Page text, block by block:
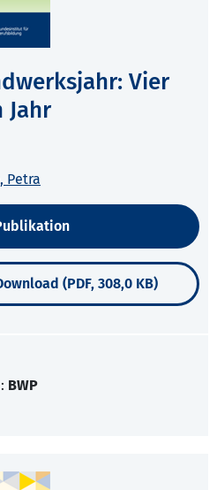
Vier
Jahr
Petra
(PDF, 308,0 KB)
BWP